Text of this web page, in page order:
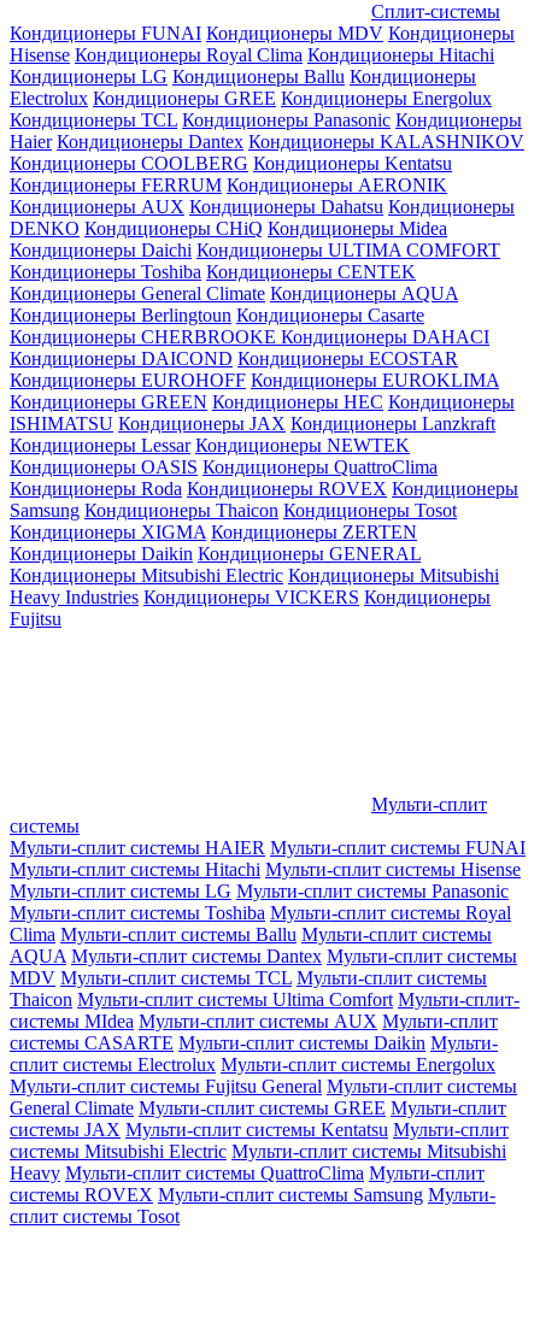
Сплит-системы
Кондиционеры FUNAI Кондиционеры MDV Кондиционеры
Hisense Кондиционеры Royal Clima Кондиционеры Hitachi
Кондиционеры LG Кондиционеры Ballu Кондиционеры
Electrolux Кондиционеры GREE Кондиционеры Energolux
Кондиционеры TCL Кондиционеры Panasonic Кондиционеры
Haier Кондиционеры Dantex Кондиционеры KALASHNIKOV
Кондиционеры СOOLBERG Кондиционеры Kentatsu
Кондиционеры FERRUM Кондиционеры AERONIK
Кондиционеры AUX Кондиционеры Dahatsu Кондиционеры
DENKO Кондиционеры CHiQ Кондиционеры Midea
Кондиционеры Daichi Кондиционеры ULTIMA COMFORT
Кондиционеры Toshiba Кондиционеры CENTEK
Кондиционеры General Climate Кондиционеры AQUA
Кондиционеры Berlingtoun Кондиционеры Casarte
Кондиционеры CHERBROOKE Кондиционеры DAHACI
Кондиционеры DAICOND Кондиционеры ECOSTAR
Кондиционеры EUROHOFF Кондиционеры EUROKLIMA
Кондиционеры GREEN Кондиционеры HEC Кондиционеры
ISHIMATSU Кондиционеры JAX Кондиционеры Lanzkraft
Кондиционеры Lessar Кондиционеры NEWTEK
Кондиционеры OASIS Кондиционеры QuattroClima
Кондиционеры Roda Кондиционеры ROVEX Кондиционеры
Samsung Кондиционеры Thaicon Кондиционеры Tosot
Кондиционеры XIGMA Кондиционеры ZERTEN
Кондиционеры Daikin Кондиционеры GENERAL
Кондиционеры Mitsubishi Electric Кондиционеры Mitsubishi
Heavy Industries Кондиционеры VICKERS Кондиционеры
Fujitsu
Мульти-сплит
системы
Мульти-сплит системы HAIER Мульти-сплит системы FUNAI
Мульти-сплит системы Hitachi Мульти-сплит системы Hisense
Мульти-сплит системы LG Мульти-сплит системы Panasonic
Мульти-сплит системы Toshiba Мульти-сплит системы Royal
Clima Мульти-сплит системы Ballu Мульти-сплит системы
AQUA Мульти-сплит системы Dantex Мульти-сплит системы
MDV Мульти-сплит системы TCL Мульти-сплит системы
Thaicon Мульти-сплит системы Ultima Comfort Мульти-сплит-
системы MIdea Мульти-сплит системы AUX Мульти-сплит
системы CASARTE Мульти-сплит системы Daikin Мульти-
сплит системы Electrolux Мульти-сплит системы Energolux
Мульти-сплит системы Fujitsu General Мульти-сплит системы
General Climate Мульти-сплит системы GREE Мульти-сплит
системы JAX Мульти-сплит системы Kentatsu Мульти-сплит
системы Mitsubishi Electric Мульти-сплит системы Mitsubishi
Heavy Мульти-сплит системы QuattroClima Мульти-сплит
системы ROVEX Мульти-сплит системы Samsung Мульти-
сплит системы Tosot